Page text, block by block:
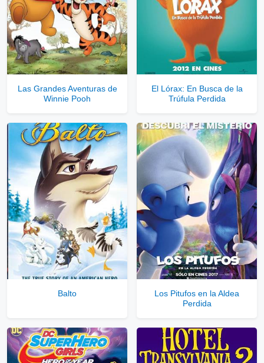
Las Grandes Aventuras de
Winnie Pooh
El Lórax: En Busca de la
Trúfula Perdida
Balto
Los Pitufos en la Aldea
Perdida